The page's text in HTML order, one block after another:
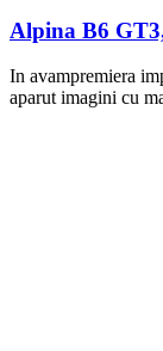
Alpina B6
In avampremiera
aparut imagini cu